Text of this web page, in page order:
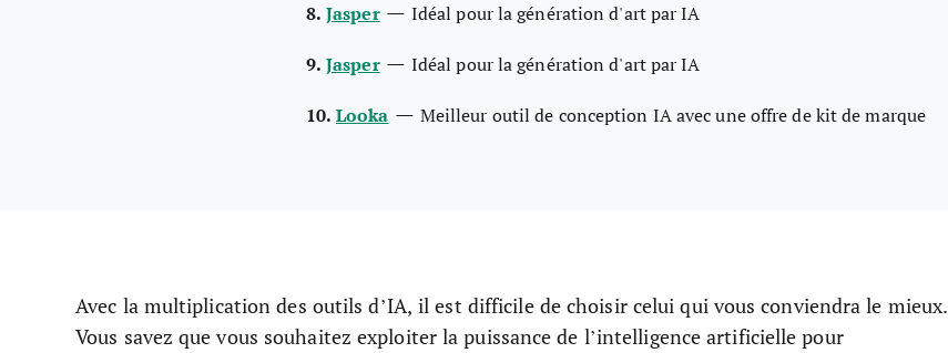
8. Jasper — Idéal pour la génération d'art par IA
9. Jasper — Idéal pour la génération d'art par IA
10. Looka — Meilleur outil de conception IA avec une offre de kit de marque
Avec la multiplication des outils d’IA, il est difficile de choisir celui qui vous conviendra le mieux.
Vous savez que vous souhaitez exploiter la puissance de l’intelligence artificielle pour